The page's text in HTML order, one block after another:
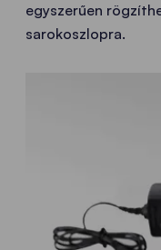
egyszerűen
sarokoszlopra.